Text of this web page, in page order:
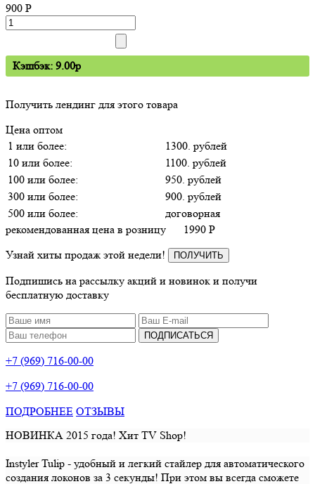
900 P
Кэшбэк: 9.00p
Получить лендинг для этого товара
Цена оптом
1 или более:
1300. рублей
10 или более:
1100. рублей
100 или более:
950. рублей
300 или более:
900. рублей
500 или более:
договорная
рекомендованная цена в розницу
1990 P
Узнай хиты продаж этой недели!
ПОЛУЧИТЬ
Подпишись на рассылку акций и новинок и получи
бесплатную доставку
ПОДПИСАТЬСЯ
+7 (969) 716-00-00
+7 (969) 716-00-00
ПОДРОБНЕЕ ОТЗЫВЫ
НОВИНКА 2015 года! Хит TV Shop!
Instyler Tulip - удобный и легкий стайлер для автоматического
создания локонов за 3 секунды! При этом вы всегда сможете